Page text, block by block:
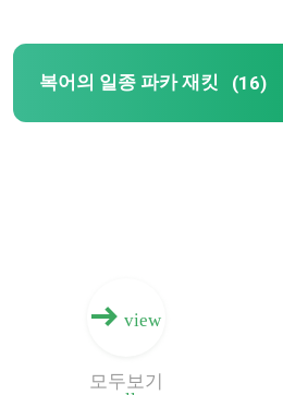
통기성 털 재킷
하이 웨이스트 스포츠 레깅
복어의 일종 파카 재킷 (16)
view
모두보기